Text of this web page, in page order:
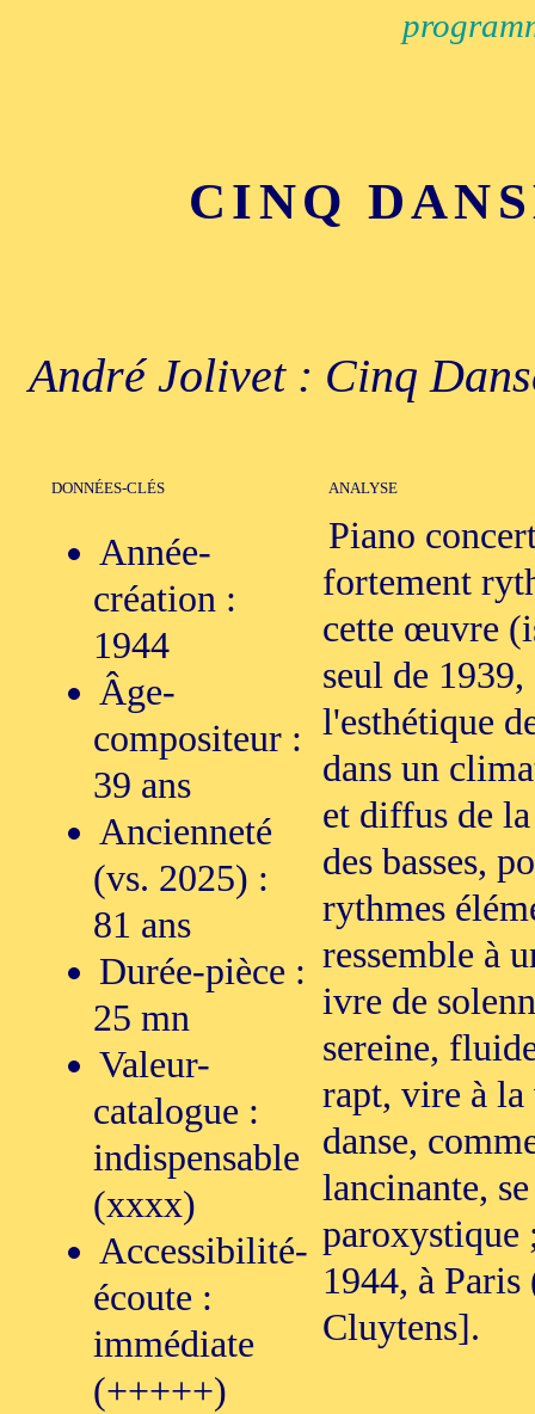
CINQ
André Jolivet : Cinq
DONNÉES-CLÉS ANALYSE
Année-
création :
1944
Âge-
compositeur :
39 ans
Ancienneté
(vs. 2025) :
81 ans
Durée-pièce :
25 mn
Valeur-
catalogue :
indispensable
(xxxx)
Accessibilité-
écoute :
immédiate
(+++++)
Piano
fortement
cette œuvre
seul de
l'esthétique
dans un
et diffus de
des basses,
rythmes
ressemble à
ivre de
sereine,
rapt, vire à
danse,
lancinante,
1944, à
Cluytens].